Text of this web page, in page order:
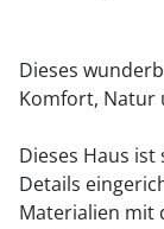
Dieses
Komfort, Natur
Dieses Haus
Details
Materialien mit